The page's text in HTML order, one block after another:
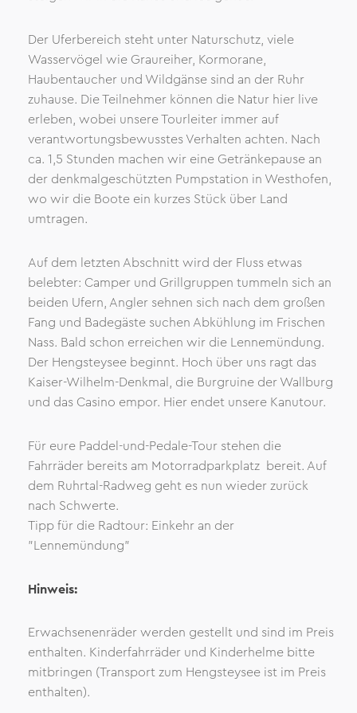
Der Uferbereich steht unter Naturschutz, viele
Wasservögel wie Graureiher, Kormorane,
Haubentaucher und Wildgänse sind an der Ruhr
zuhause. Die Teilnehmer können die Natur hier live
erleben, wobei unsere Tourleiter immer auf
verantwortungsbewusstes Verhalten achten. Nach
ca. 1,5 Stunden machen wir eine Getränkepause an
der denkmalgeschützten Pumpstation in Westhofen,
wo wir die Boote ein kurzes Stück über Land
umtragen.
Auf dem letzten Abschnitt wird der Fluss etwas
belebter: Camper und Grillgruppen tummeln sich an
beiden Ufern, Angler sehnen sich nach dem großen
Fang und Badegäste suchen Abkühlung im Frischen
Nass. Bald schon erreichen wir die Lennemündung.
Der Hengsteysee beginnt. Hoch über uns ragt das
Kaiser-Wilhelm-Denkmal, die Burgruine der Wallburg
und das Casino empor. Hier endet unsere Kanutour.
Für eure Paddel-und-Pedale-Tour stehen die
Fahrräder bereits am Motorradparkplatz bereit. Auf
dem Ruhrtal-Radweg geht es nun wieder zurück
nach Schwerte.
Tipp für die Radtour: Einkehr an der
"Lennemündung"
Hinweis:
Erwachsenenräder werden gestellt und sind im Preis
enthalten. Kinderfahrräder und Kinderhelme bitte
mitbringen (Transport zum Hengsteysee ist im Preis
enthalten).